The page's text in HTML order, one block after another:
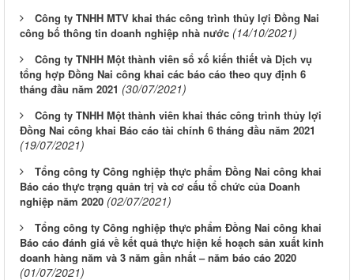
Công ty TNHH MTV khai thác công trình thủy lợi Đồng Nai
công bố thông tin doanh nghiệp nhà nước (14/10/2021)
Công ty TNHH Một thành viên sổ xố kiến thiết và Dịch vụ
tổng hợp Đồng Nai công khai các báo cáo theo quy định 6
tháng đầu năm 2021 (30/07/2021)
Công ty TNHH Một thành viên khai thác công trình thủy lợi
Đồng Nai công khai Báo cáo tài chính 6 tháng đầu năm 2021
(19/07/2021)
Tổng công ty Công nghiệp thực phẩm Đồng Nai công khai
Báo cáo thực trạng quản trị và cơ cấu tổ chức của Doanh
nghiệp năm 2020 (02/07/2021)
Tổng công ty Công nghiệp thực phẩm Đồng Nai công khai
Báo cáo đánh giá về kết quả thực hiện kế hoạch sản xuất kinh
doanh hàng năm và 3 năm gần nhất – năm báo cáo 2020
(01/07/2021)